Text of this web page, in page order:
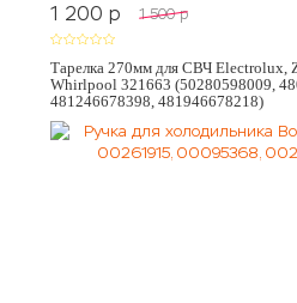
1 200 p 1 500 p
Тарелка 270мм для СВЧ Electrolux,
Whirlpool 321663 (50280598009,
481246678398, 481946678218)